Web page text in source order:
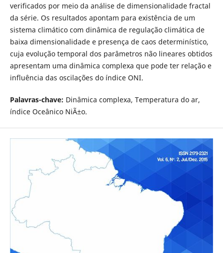
verificados por meio da análise de dimensionalidade fractal
da série. Os resultados apontam para existência de um
sistema climático com dinâmica de regulação climática de
baixa dimensionalidade e presença de caos determinístico,
cuja evolução temporal dos parâmetros não lineares obtidos
apresentam uma dinâmica complexa que pode ter relação e
influência das oscilações do índice ONI.
Palavras-chave: Dinâmica complexa, Temperatura do ar,
índice Oceânico NiÃ±o.